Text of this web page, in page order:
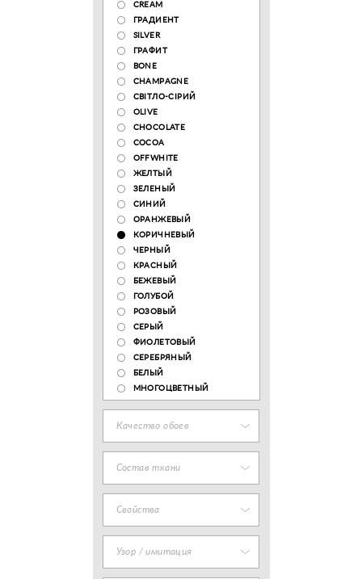
CREAM
ГРАДИЕНТ
SILVER
ГРАФИТ
BONE
CHAMPAGNE
СВІТЛО-СІРИЙ
OLIVE
CHOCOLATE
COCOA
OFFWHITE
ЖЕЛТЫЙ
ЗЕЛЕНЫЙ
СИНИЙ
ОРАНЖЕВЫЙ
КОРИЧНЕВЫЙ
ЧЕРНЫЙ
КРАСНЫЙ
БЕЖЕВЫЙ
ГОЛУБОЙ
РОЗОВЫЙ
СЕРЫЙ
ФИОЛЕТОВЫЙ
СЕРЕБРЯНЫЙ
БЕЛЫЙ
МНОГОЦВЕТНЫЙ
Качество обоев
Состав ткани
Свойства
Узор / имитация